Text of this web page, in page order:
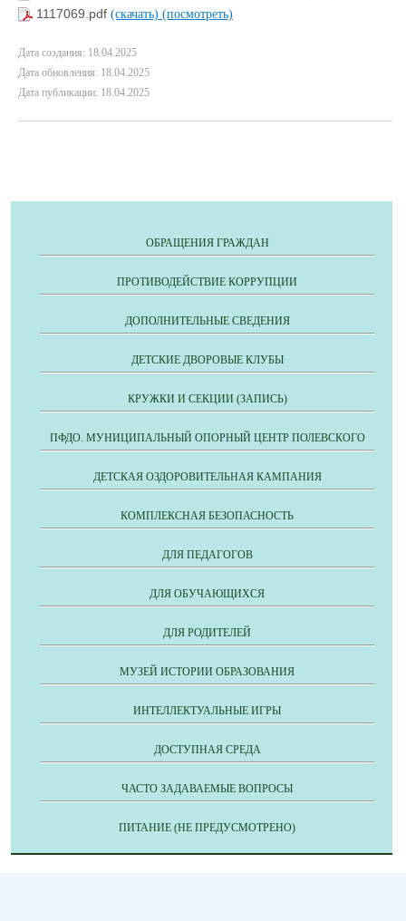
1117069.pdf (скачать) (посмотреть)
Дата создания: 18.04.2025
Дата обновления: 18.04.2025
Дата публикации: 18.04.2025
ОБРАЩЕНИЯ ГРАЖДАН
ПРОТИВОДЕЙСТВИЕ КОРРУПЦИИ
ДОПОЛНИТЕЛЬНЫЕ СВЕДЕНИЯ
ДЕТСКИЕ ДВОРОВЫЕ КЛУБЫ
КРУЖКИ И СЕКЦИИ (ЗАПИСЬ)
ПФДО. МУНИЦИПАЛЬНЫЙ ОПОРНЫЙ ЦЕНТР ПОЛЕВСКОГО
ДЕТСКАЯ ОЗДОРОВИТЕЛЬНАЯ КАМПАНИЯ
КОМПЛЕКСНАЯ БЕЗОПАСНОСТЬ
ДЛЯ ПЕДАГОГОВ
ДЛЯ ОБУЧАЮЩИХСЯ
ДЛЯ РОДИТЕЛЕЙ
МУЗЕЙ ИСТОРИИ ОБРАЗОВАНИЯ
ИНТЕЛЛЕКТУАЛЬНЫЕ ИГРЫ
ДОСТУПНАЯ СРЕДА
ЧАСТО ЗАДАВАЕМЫЕ ВОПРОСЫ
ПИТАНИЕ (НЕ ПРЕДУСМОТРЕНО)